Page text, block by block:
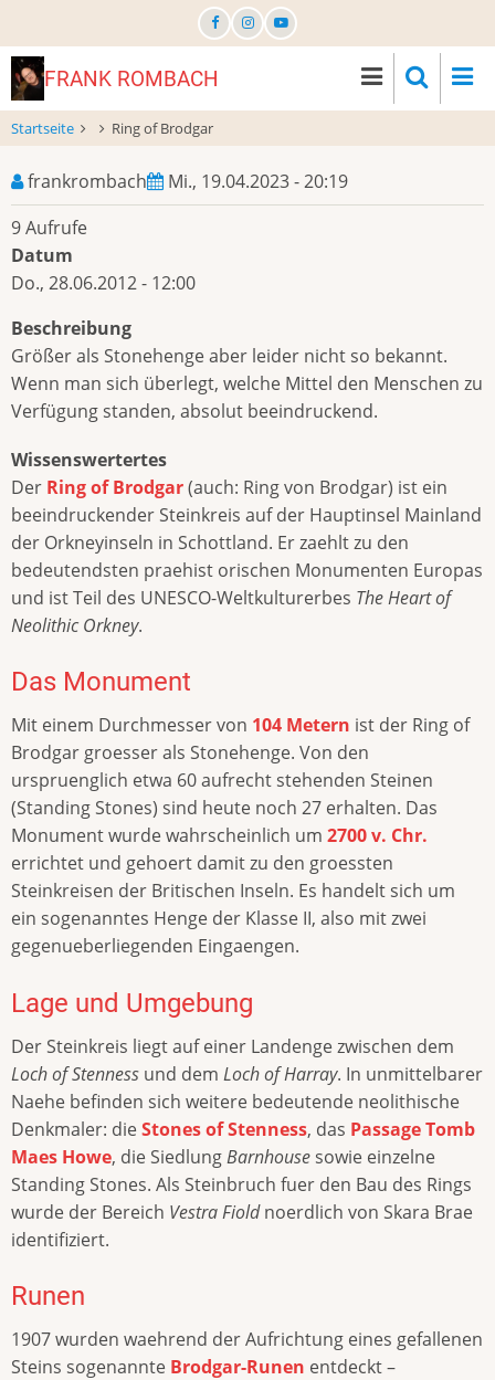
zum
InhaltFRANK ROMBACH
Startseite Ring of Brodgar
frankrombach
Mi., 19.04.2023 - 20:19
9 Aufrufe
Datum
Do., 28.06.2012 - 12:00
Beschreibung
Größer als Stonehenge aber leider nicht so bekannt.
Wenn man sich überlegt, welche Mittel den Menschen zu
Verfügung standen, absolut beeindruckend.
Wissenswertertes
Der Ring of Brodgar(auch: Ring von Brodgar) ist ein
beeindruckender Steinkreis auf der Hauptinsel Mainland
der Orkneyinseln in Schottland. Er zaehlt zu den
bedeutendsten praehist orischen Monumenten Europas
und ist Teil des UNESCO-Weltkulturerbes The Heart of
Neolithic Orkney.
Das Monument
Mit einem Durchmesser von 104 Metern ist der Ring of
Brodgar groesser als Stonehenge. Von den
urspruenglich etwa 60 aufrecht stehenden Steinen
(Standing Stones) sind heute noch 27 erhalten. Das
Monument wurde wahrscheinlich um 2700 v. Chr.
errichtet und gehoert damit zu den groessten
Steinkreisen der Britischen Inseln. Es handelt sich um
ein sogenanntes Henge der Klasse II, also mit zwei
gegenueberliegenden Eingaengen.
Lage und Umgebung
Der Steinkreis liegt auf einer Landenge zwischen dem
Loch of Stenness und dem Loch of Harray. In unmittelbarer
Naehe befinden sich weitere bedeutende neolithische
Denkmaler: dieStones of Stenness, das Passage Tomb
Maes Howe, die SiedlungBarnhousesowie einzelne
Standing Stones. Als Steinbruch fuer den Bau des Rings
wurde der Bereich Vestra Fioldnoerdlich von Skara Brae
identifiziert.
Runen
1907 wurden waehrend der Aufrichtung eines gefallenen
Steins sogenannte Brodgar-Runen entdeckt –